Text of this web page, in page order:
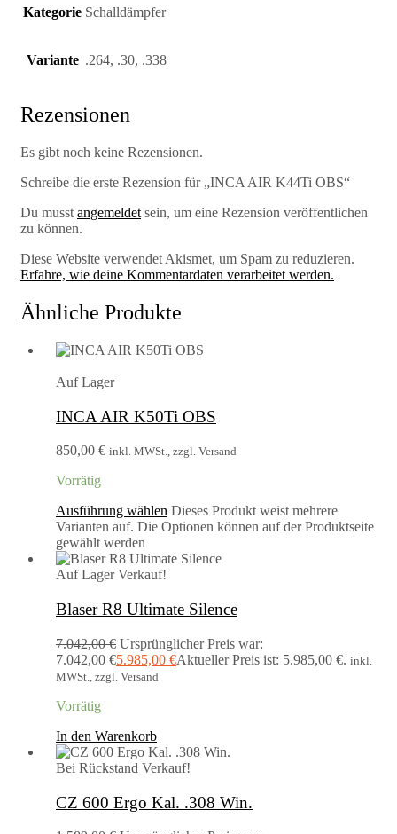
Kategorie Schalldämpfer
Variante .264, .30, .338
Rezensionen
Es gibt noch keine Rezensionen.
Schreibe die erste Rezension für „INCA AIR K44Ti OBS“
Du musst angemeldet sein, um eine Rezension veröffentlichen
zu können.
Diese Website verwendet Akismet, um Spam zu reduzieren.
Erfahre, wie deine Kommentardaten verarbeitet werden.
Ähnliche Produkte
Auf Lager
INCA AIR K50Ti OBS
850,00 € inkl. MWSt., zzgl. Versand
Vorrätig
Ausführung wählen Dieses Produkt weist mehrere
Varianten auf. Die Optionen können auf der Produktseite
gewählt werden
Auf Lager Verkauf!
Blaser R8 Ultimate Silence
7.042,00€ Ursprünglicher Preis war:
7.042,00 €5.985,00 €Aktueller Preis ist: 5.985,00 €. inkl.
MWSt., zzgl. Versand
Vorrätig
In den Warenkorb
Bei Rückstand Verkauf!
CZ 600 Ergo Kal. .308 Win.